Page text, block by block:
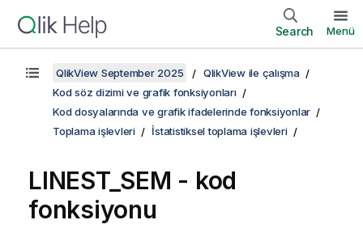
Search Menü
QlikView September 2025
QlikView ile çalışma
Kod söz dizimi ve grafik fonksiyonları
Kod dosyalarında ve grafik ifadelerinde fonksiyonlar
Toplama işlevleri
İstatistiksel toplama işlevleri
LINEST_SEM - kod
fonksiyonu